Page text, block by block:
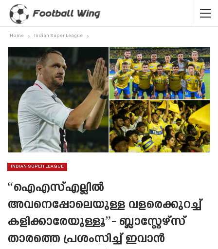
Home Indian Super League
INDIAN SUPER LEAGUE
“ഐഎസ്എല്ലിൽ
അവനെപ്പോലെയുള്ള വളരെക്കുറച്ച്
കളിക്കാരേയുള്ളൂ”- ബ്ലാസ്റ്റേഴ്‌സ്
താരത്തെ പ്രശംസിച്ച് ഇവാൻ